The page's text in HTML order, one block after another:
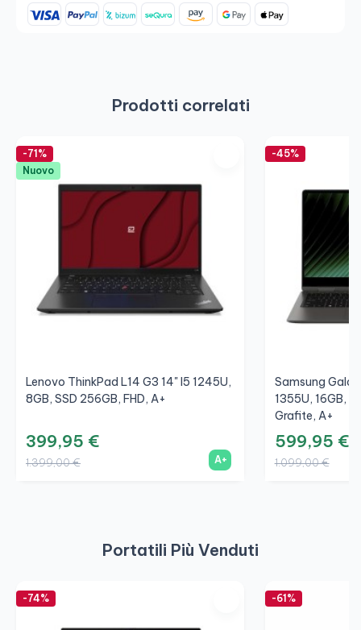
Prodotti correlati
-71%
Nuovo
Lenovo ThinkPad L14 G3 14" I5 1245U,
8GB, SSD 256GB, FHD, A+
399,95 €
1.399,00 € A+
-45%
Samsung
1355U, 16GB,
Grafite, A+
599,95 €
1.099,00 €
Portatili Più Venduti
-74% -61%